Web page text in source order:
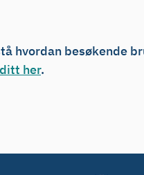
hvordan besøkende
her.